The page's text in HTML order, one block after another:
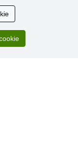
Vřele
dodání. Moc